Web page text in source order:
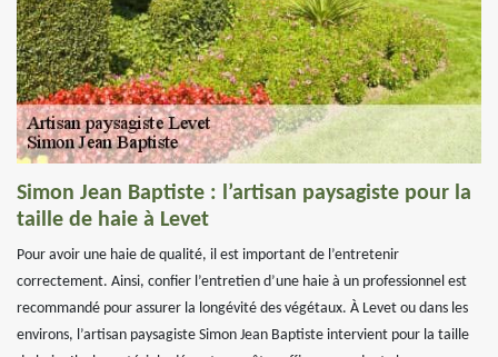
Simon Jean Baptiste : l’artisan paysagiste pour la
taille de haie à Levet
Pour avoir une haie de qualité, il est important de l’entretenir
correctement. Ainsi, confier l’entretien d’une haie à un professionnel est
recommandé pour assurer la longévité des végétaux. À Levet ou dans les
environs, l’artisan paysagiste Simon Jean Baptiste intervient pour la taille